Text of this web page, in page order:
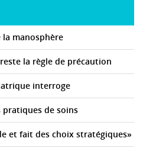
manosphère
la règle de précaution
interroge
pratiques de soins
et fait des choix stratégiques»